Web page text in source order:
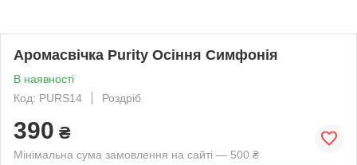
Аромасвічка Purity Осіння Симфонія
В наявності
Код: PURS14
Роздріб
390 ₴
Мінімальна сума замовлення на сайті — 500 ₴